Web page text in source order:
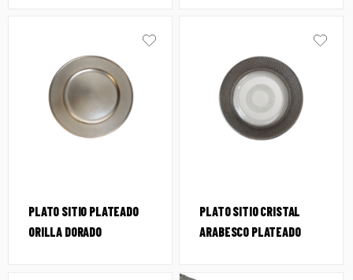
PLATO SITIO PLATEADO
ORILLA DORADO
PLATO SITIO CRISTAL
ARABESCO PLATEADO